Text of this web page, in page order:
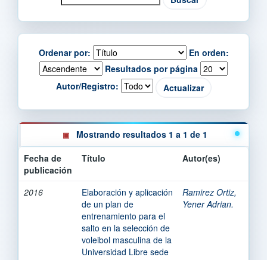
Ordenar por:
En orden:
Resultados por página
Autor/Registro:
Mostrando resultados 1 a 1 de 1
Fecha de
publicación
Título Autor(es)
2016
Elaboración y aplicación
de un plan de
entrenamiento para el
salto en la selección de
voleibol masculina de la
Universidad Libre sede
Ramirez Ortiz,
Yener Adrian.